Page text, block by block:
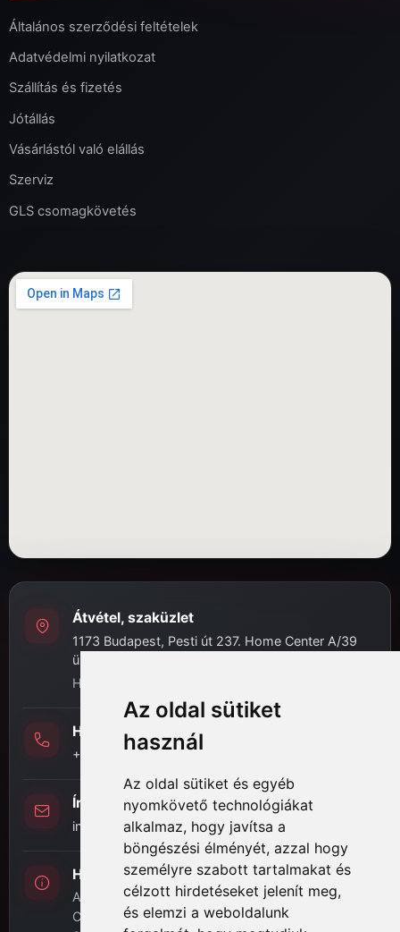
Az oldal sütiket
használ
Az oldal sütiket és egyéb
nyomkövető technológiákat
alkalmaz, hogy javítsa a
böngészési élményét, azzal hogy
személyre szabott tartalmakat és
célzott hirdetéseket jelenít meg,
és elemzi a weboldalunk
Általános szerződési feltételek
Adatvédelmi nyilatkozat
Szállítás és fizetés
Jótállás
Vásárlástól való elállás
Szerviz
GLS csomagkövetés
Átvétel, szaküzlet
1173 Budapest, Pesti út 237. Home Center A/39
üzlet
H-P: 8:00 - 16:30
Hívj minket
+36 (20) 989-7969
Írj nekünk
info@hifi-station.hu
Hifi Station Kft.
Adószám: 13828222-2-42
Cégjegyzékszám: 01-09-875386